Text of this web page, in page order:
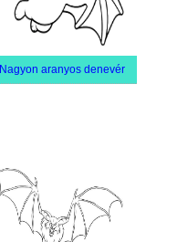
Nagyon aranyos denevér